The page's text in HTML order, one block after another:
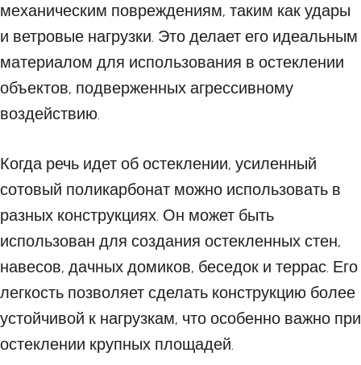
механическим повреждениям, таким как удары
и ветровые нагрузки. Это делает его идеальным
материалом для использования в остеклении
объектов, подверженных агрессивному
воздействию.
Когда речь идет об остеклении, усиленный
сотовый поликарбонат можно использовать в
разных конструкциях. Он может быть
использован для создания остекленных стен,
навесов, дачных домиков, беседок и террас. Его
легкость позволяет сделать конструкцию более
устойчивой к нагрузкам, что особенно важно при
остеклении крупных площадей.